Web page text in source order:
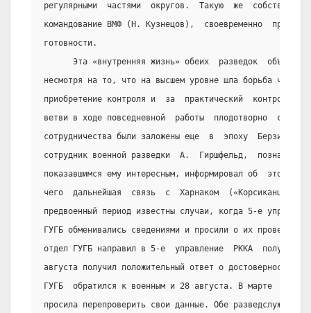
регулярными  частями  округов.  Такую  же
командование ВМФ (Н. Кузнецов),  своевременно
готовности.
Эта «внутренняя жизнь» обеих  разведок
несмотря на то, что на высшем уровне шла борьба
приобретение контроля и  за  практический  контроль
ветви в ходе повседневной  работы  плодотворно
сотрудничества были заложены еще  в  эпоху  Берзина
сотрудник военной разведки  А.  Гиршфельд,
показавшимся ему интересным, информировал об  этом
чего  дальнейшая  связь  с  Харнаком
предвоенный период известны случаи, когда 5-е
ГУГБ обменивались сведениями и просили о их
отдел ГУГБ направил в 5-е  управление  РККА
августа получил положительный ответ о достоверности.
ГУГБ  обратился к военным и 28 августа. В марте  1941
просила перепроверить свои данные. Обе разведслужбы